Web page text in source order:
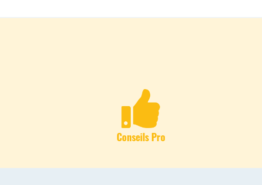
Conseils Pro